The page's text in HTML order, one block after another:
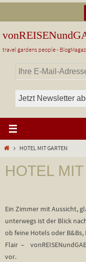
Inhalt
springen
travel gardens people -
StartHOTEL MIT GARTEN
HOTEL
Ein Zimmer mit Aussicht,
unterwegs ist der Blick
ob feine Hotels oder
Flair –
vor.